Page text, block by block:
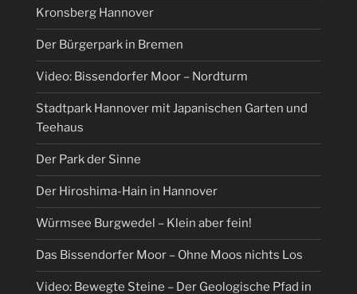
Kronsberg Hannover
Der Bürgerpark in Bremen
Video: Bissendorfer Moor – Nordturm
Stadtpark Hannover mit Japanischen Garten und
Teehaus
Der Park der Sinne
Der Hiroshima-Hain in Hannover
Würmsee Burgwedel – Klein aber fein!
Das Bissendorfer Moor – Ohne Moos nichts Los
Video: Bewegte Steine – Der Geologische Pfad in